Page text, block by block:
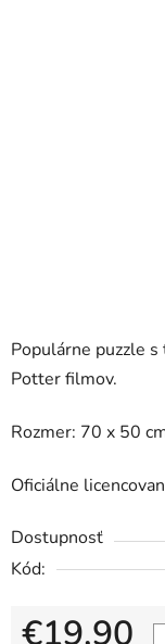
Populárne puzzle
Potter filmov.
Rozmer: 70 x 50
Oficiálne
Dostupnosť
Kód:
€19,90